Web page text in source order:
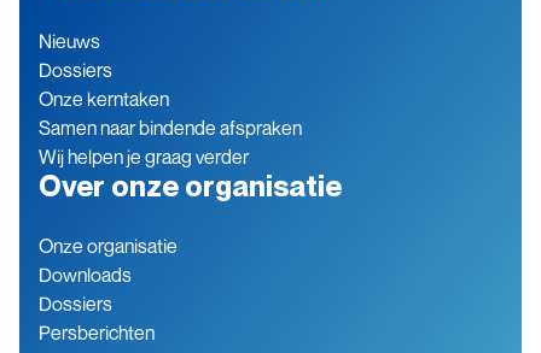
Nieuws
Dossiers
Onze kerntaken
Samen naar bindende afspraken
Wij helpen je graag verder
Over onze organisatie
Onze organisatie
Downloads
Dossiers
Persberichten